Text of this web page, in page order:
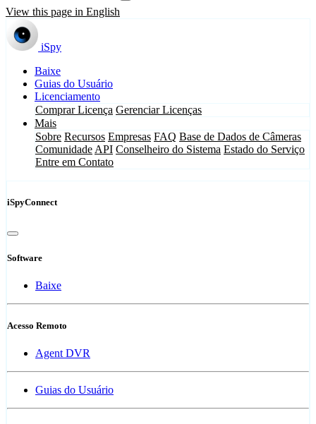
View this page in English
iSpy
Baixe
Guias do Usuário
Licenciamento
Comprar Licença Gerenciar Licenças
Mais
Sobre Recursos Empresas FAQ Base de Dados de Câmeras
Comunidade API Conselheiro do Sistema Estado do Serviço
Entre em Contato
iSpyConnect
Software
Baixe
Acesso Remoto
Agent DVR
Guias do Usuário